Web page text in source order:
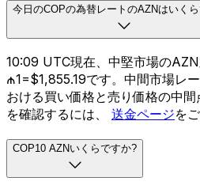
今日のCOPの為替レートのAZNはいく
10:09 UTC現在、中堅市場の
₼1=$1,855.19です。中間市場レ
おける買い価格と売り価格の中
を確認するには、 送金ページを
COP10 AZNいくらですか?